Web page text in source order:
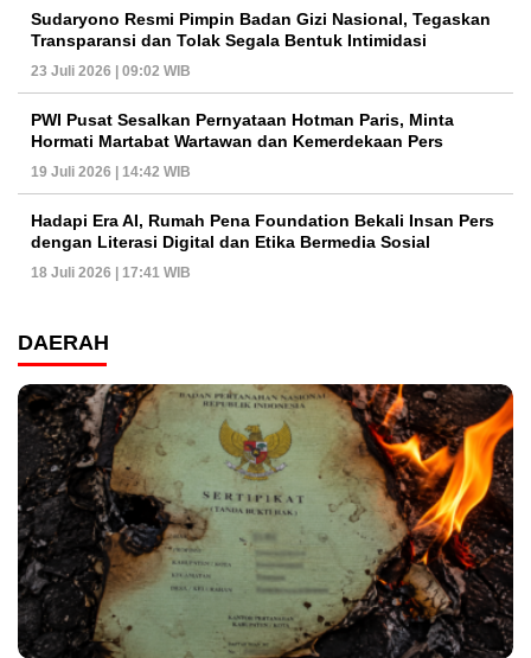
Sudaryono Resmi Pimpin Badan Gizi Nasional, Tegaskan
Transparansi dan Tolak Segala Bentuk Intimidasi
23 Juli 2026 | 09:02 WIB
PWI Pusat Sesalkan Pernyataan Hotman Paris, Minta
Hormati Martabat Wartawan dan Kemerdekaan Pers
19 Juli 2026 | 14:42 WIB
Hadapi Era AI, Rumah Pena Foundation Bekali Insan Pers
dengan Literasi Digital dan Etika Bermedia Sosial
18 Juli 2026 | 17:41 WIB
DAERAH